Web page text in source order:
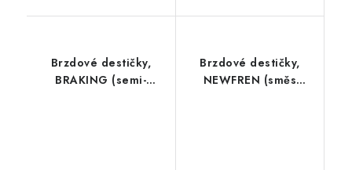
Brzdové destičky,
BRAKING (semi-
Brzdové destičky,
NEWFREN (směs